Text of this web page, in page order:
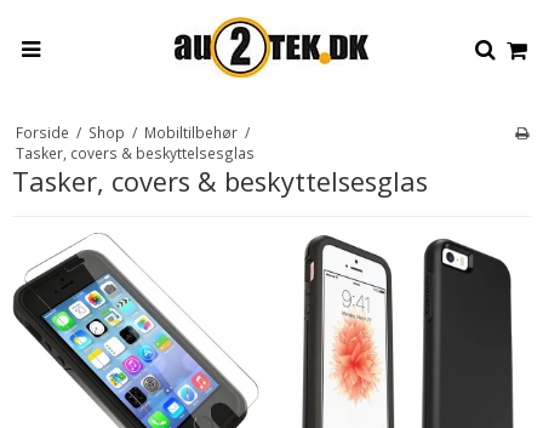
Forside / Shop / Mobiltilbehør /
Tasker, covers & beskyttelsesglas
Tasker, covers & beskyttelsesglas